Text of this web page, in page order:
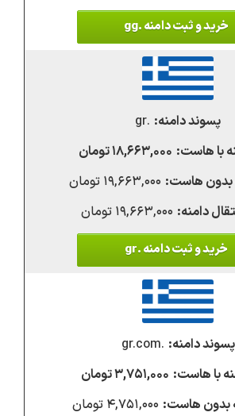
خرید و ثبت دامنه .gg
.gr
۱۸,۶۶۳,۰۰۰ تومان
۱۹,۶۶۳,۰۰۰ تومان
۱۹,۶۶۳,۰۰۰ تومان
خرید و ثبت دامنه .gr
.gr.com
۳,۷۵۱,۰۰۰ تومان
۴,۷۵۱,۰۰۰ تومان